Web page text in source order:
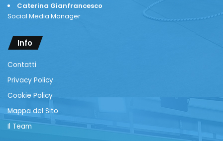
Caterina Gianfrancesco
Social Media Manager
Info
Contatti
Privacy Policy
Cookie Policy
Mappa del Sito
Il Team